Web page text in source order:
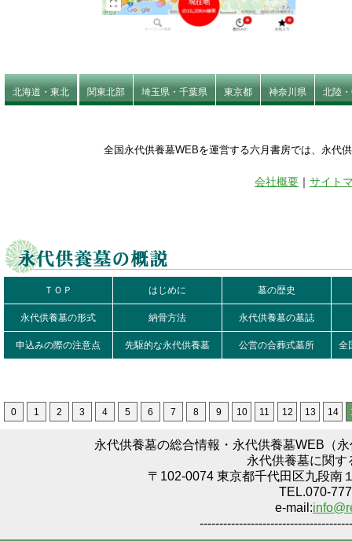
北海道・東北 関東北部 埼玉県・千葉県 東京都 神奈川県 北陸
全国永代供養墓WEBを運営する六月書房では、永代
会社概要 ｜ サイト
ＴＯＰ はじめに 墓の歴史
永代供養墓の形式 納骨方法 永代供養墓の墓誌
申込みの際の注意点 先駆的な永代供養墓 公営の合葬式墓所 全
0 1 2 3 4 5 6 7 8 9 10 11 12 13 14
永代供養墓の総合情報・永代供養墓WEB（
永代供養墓に関す
〒102-0074 東京都千代田区九段南
TEL.070-
e-mail: